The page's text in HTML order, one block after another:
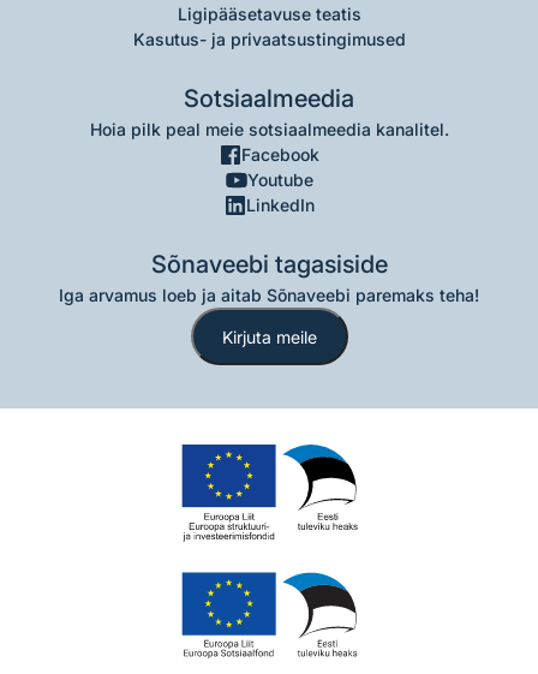
Ligipääsetavuse teatis
Kasutus- ja privaatsustingimused
Sotsiaalmeedia
Hoia pilk peal meie sotsiaalmeedia kanalitel.
Facebook
Youtube
LinkedIn
Sõnaveebi tagasiside
Iga arvamus loeb ja aitab Sõnaveebi paremaks teha!
Kirjuta meile